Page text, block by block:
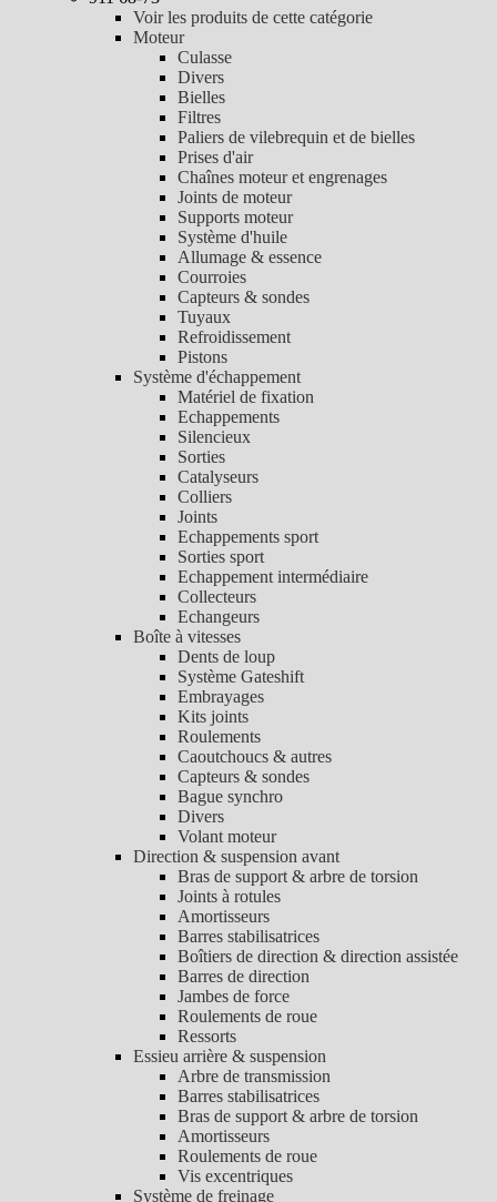
Voir les produits de cette catégorie
Moteur
Culasse
Divers
Bielles
Filtres
Paliers de vilebrequin et de bielles
Prises d'air
Chaînes moteur et engrenages
Joints de moteur
Supports moteur
Système d'huile
Allumage & essence
Courroies
Capteurs & sondes
Tuyaux
Refroidissement
Pistons
Système d'échappement
Matériel de fixation
Echappements
Silencieux
Sorties
Catalyseurs
Colliers
Joints
Echappements sport
Sorties sport
Echappement intermédiaire
Collecteurs
Echangeurs
Boîte à vitesses
Dents de loup
Système Gateshift
Embrayages
Kits joints
Roulements
Caoutchoucs & autres
Capteurs & sondes
Bague synchro
Divers
Volant moteur
Direction & suspension avant
Bras de support & arbre de torsion
Joints à rotules
Amortisseurs
Barres stabilisatrices
Boîtiers de direction & direction assistée
Barres de direction
Jambes de force
Roulements de roue
Ressorts
Essieu arrière & suspension
Arbre de transmission
Barres stabilisatrices
Bras de support & arbre de torsion
Amortisseurs
Roulements de roue
Vis excentriques
Système de freinage